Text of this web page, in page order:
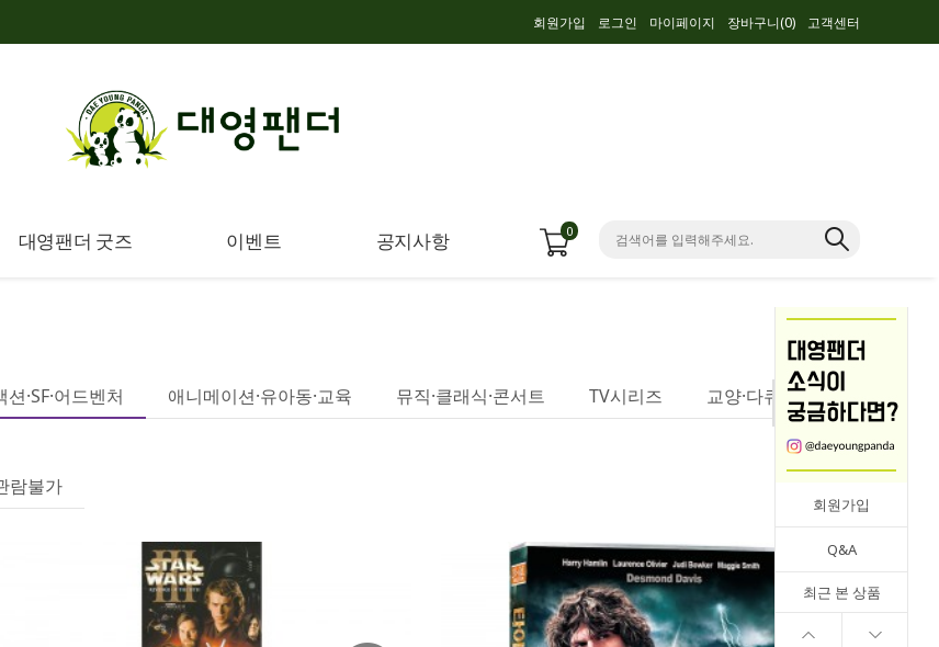
회원가입 로그인 마이페이지 장바구니(0) 고객센터
대영팬더 굿즈 이벤트 공지사항 0
회원가입
Q&A
최근 본 상품
션·SF·어드벤처 애니메이션·유아동·교육 뮤직·클래식·콘서트 TV시리즈
교양·다큐멘터리
람불가